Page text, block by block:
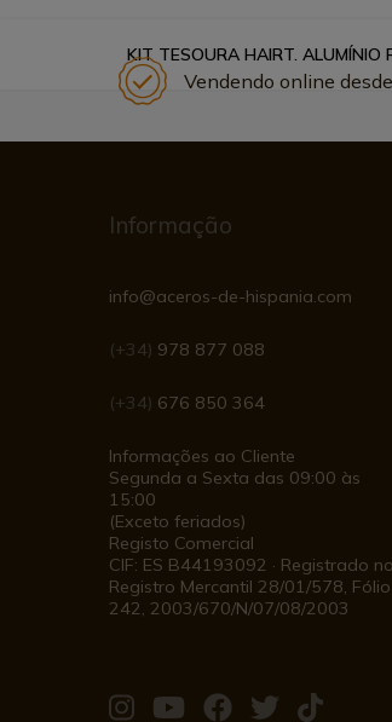
KIT TESOURA HAIRT. ALUMÍNIO
Vendendo online
Informação
info@aceros-de-hispania.com
(+34) 978 877 088
(+34) 676 850 364
Informações ao Cliente
Segunda a Sexta das 09:00 às
15:00
(Exceto feriados)
Registo Comercial
CIF: ES B44193092 · Registrado no
Registro Mercantil 28/01/578, Fólio
242, 2003/670/N/07/08/2003